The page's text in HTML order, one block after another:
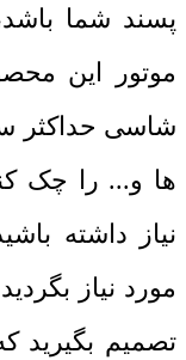
پسند شما
موتور این
شاسی حداکثر
ها و... را چک
نیاز داشته
مورد نیاز
تصمیم بگیرید